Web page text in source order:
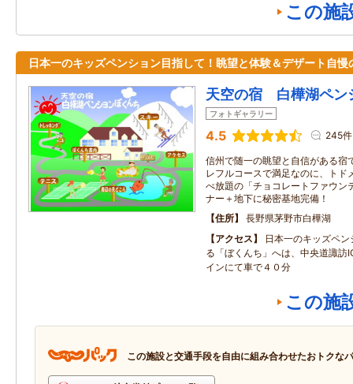
この施
日本一のキッズペンション目指して！眺望と体験＆デザート自慢
天空の宿 白樺湖ペン
フォトギャラリー
4.5 245件
信州で随一の眺望と自信がある宿
レフルコースで満足なのに、トド
べ放題の「チョコレートファウン
ナー＋地下に秘密基地完備！
住所
長野県茅野市白樺湖
アクセス
日本一のキッズペ
る「ぼくんち」へは、中央道諏訪
インにて車で４０分
この施
この施設と交通手段を自由に組み合わせたおトクな